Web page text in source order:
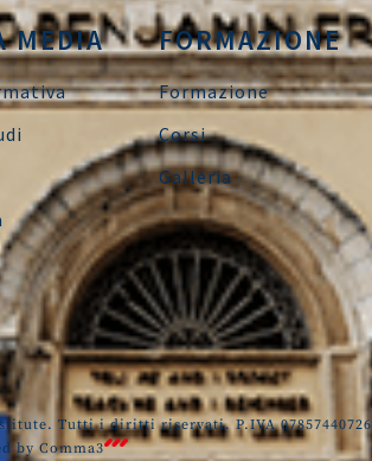
MEDIA FORMAZIONE
Formazione
Corsi
Galleria
Tutti i diritti riservati. P.IVA 07857440726
byComma3